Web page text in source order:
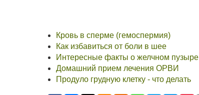
Кровь в сперме (гемоспермия)
Как избавиться от боли в шее
Интересные факты о желчном пузыре
Домашний прием лечения ОРВИ
Продуло грудную клетку - что делать